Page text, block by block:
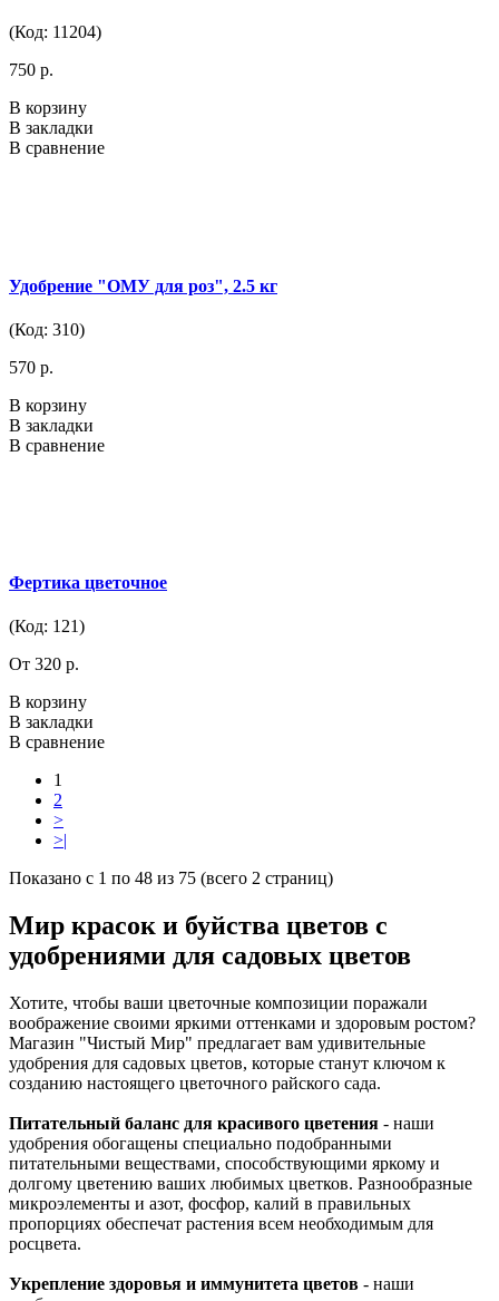
(Код: 11204)
750 р.
В корзину
В закладки
В сравнение
Удобрение "ОМУ для роз", 2.5 кг
(Код: 310)
570 р.
В корзину
В закладки
В сравнение
Фертика цветочное
(Код: 121)
От 320 р.
В корзину
В закладки
В сравнение
1
2
>
>|
Показано с 1 по 48 из 75 (всего 2 страниц)
Мир красок и буйства цветов с
удобрениями для садовых цветов
Хотите, чтобы ваши цветочные композиции поражали
воображение своими яркими оттенками и здоровым ростом?
Магазин "Чистый Мир" предлагает вам удивительные
удобрения для садовых цветов, которые станут ключом к
созданию настоящего цветочного райского сада.
Питательный баланс для красивого цветения - наши
удобрения обогащены специально подобранными
питательными веществами, способствующими яркому и
долгому цветению ваших любимых цветков. Разнообразные
микроэлементы и азот, фосфор, калий в правильных
пропорциях обеспечат растения всем необходимым для
росцвета.
Укрепление здоровья и иммунитета цветов - наши